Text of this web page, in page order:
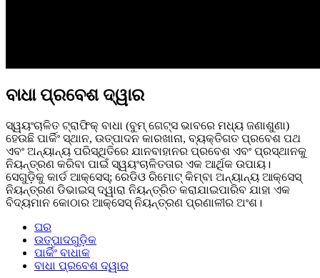
ବାଧା ପ୍ରବେଶ ଦ୍ୱାର
ସ୍ୱୟଂଚାଳିତ ଟ୍ରାଫିକ୍ ବାଧା (ବୁମ୍ ଗେଟ୍ସ ଭାବରେ ମଧ୍ୟ ଜଣାଶୁଣା)
ହେଉଛି ପାର୍କିଂ ସ୍ଥାନ, ଉତ୍ପାଦନ କାରଖାନା, ବ୍ୟକ୍ତିଗତ ପ୍ରବେଶ ପଥ
ଏବଂ ଅନ୍ୟାନ୍ୟ ପରିସ୍ଥିତିରେ ଯାନବାହାନର ପ୍ରବେଶ ଏବଂ ପ୍ରସ୍ଥାନକୁ
ନିୟନ୍ତ୍ରଣ କରିବା ପାଇଁ ସ୍ୱୟଂଚାଳିତତାର ଏକ ଆର୍ଥିକ ଉପାୟ।
ସେଗୁଡ଼ିକୁ କାର୍ଡ ଆକ୍ସେସ୍; ରେଡିଓ ରିମୋଟ୍ କିମ୍ବା ଅନ୍ୟାନ୍ୟ ଆକ୍ସେସ୍
ନିୟନ୍ତ୍ରଣ ଡିଭାଇସ୍ ଦ୍ୱାରା ନିୟନ୍ତ୍ରିତ କରାଯାଇପାରିବ ଯାହା ଏକ
ବିଦ୍ୟମାନ କୋଠାର ଆକ୍ସେସ୍ ନିୟନ୍ତ୍ରଣ ପ୍ରଣାଳୀର ଅଂଶ।
ଘର
ଉତ୍ପାଦଗୁଡ଼ିକ
ପାର୍କିଂ ବାଧାକ
ବାଧା ପ୍ରବେଶ ଦ୍ୱାର